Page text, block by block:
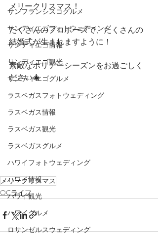
サンフランシスコグルメ
サンディエゴフォトウェディング
サンディエゴ情報
サンディエゴ観光
サンディエゴグルメ
ラスベガスフォトウェディング
ラスベガス情報
ラスベガス観光
ラスベガスグルメ
ハワイフォトウェディング
ハワイ情報
ハワイ観光
ハワイグルメ
ロサンゼルスウェディング
メリークリスマス！
たくさんのプロポーズで、たくさんの
結婚式が生まれますように！
素敵なホリデーシーズンをお過ごしく
ださい🎄
メリークリスマス
OCライフ